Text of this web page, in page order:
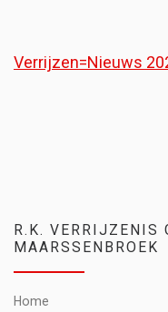
Verrijzen=Nieuws
R.K. VERRIJZENIS
MAARSSENBROEK
Home